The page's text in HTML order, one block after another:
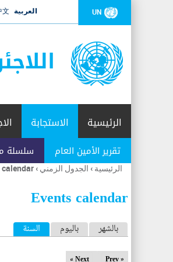
UN العربية 文
الرئيسية الاستجابة
تقرير الأمين العام سلسلة
أنت
هنا
الرئيسية › الجدول الزمني ›
calendar
Events calendar
ا
ل
بالشهر باليوم السنة